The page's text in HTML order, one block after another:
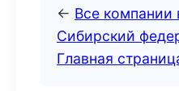
← Все компании
Сибирский
Главная